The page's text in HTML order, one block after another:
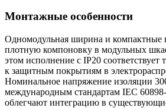
Монтажные особенности
Одномодульная ширина и компактные
плотную компоновку в модульных
этом исполнение с IP20
к защитным покрытиям в
Номинальное напряжение изоляции
международным стандартам IEC
облегчают интеграцию в